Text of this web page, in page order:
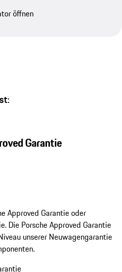
öffnen
Garantie
Approved Garantie oder
Die Porsche Approved Garantie
unserer Neuwagengarantie